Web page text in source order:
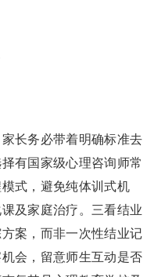
长务必带着明确标准去
有国家级心理咨询师常
式，避免纯体训式机
及家庭治疗。三看结业
案，而非一次性结业记
会，留意师生互动是否